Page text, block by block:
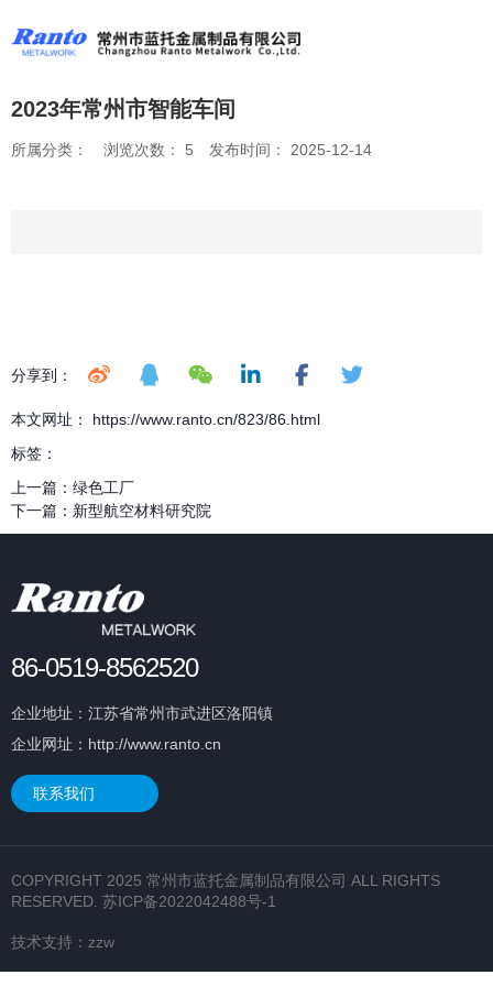
2023年常州市智能车间
所属分类： 浏览次数： 5 发布时间： 2025-12-14
分享到：
本文网址： https://www.ranto.cn/823/86.html
标签：
上一篇： 绿色工厂
下一篇： 新型航空材料研究院
86-0519-8562520
企业地址：江苏省常州市武进区洛阳镇
企业网址：http://www.ranto.cn
联系我们
COPYRIGHT 2025 常州市蓝托金属制品有限公司 ALL RIGHTS
RESERVED. 苏ICP备2022042488号-1
技术支持： zzw